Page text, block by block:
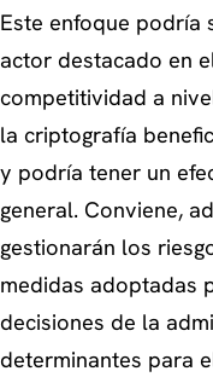
Este enfoque podría
actor destacado en
competitividad a
la criptografía
y podría tener un
general. Conviene,
gestionarán los
medidas adoptadas
decisiones de la
determinantes para